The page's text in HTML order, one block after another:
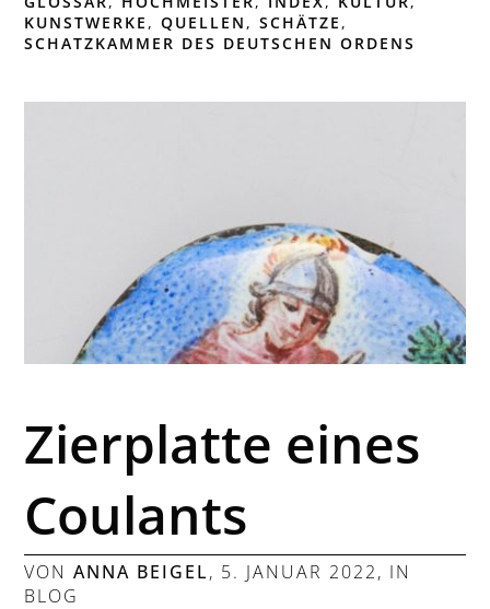
KUNSTWERKE ,QUELLEN ,SCHÄTZE ,
SCHATZKAMMER DES DEUTSCHEN ORDENS
Zierplatte eines
Coulants
VONANNA BEIGEL, 5. JANUAR 2022, IN
BLOG